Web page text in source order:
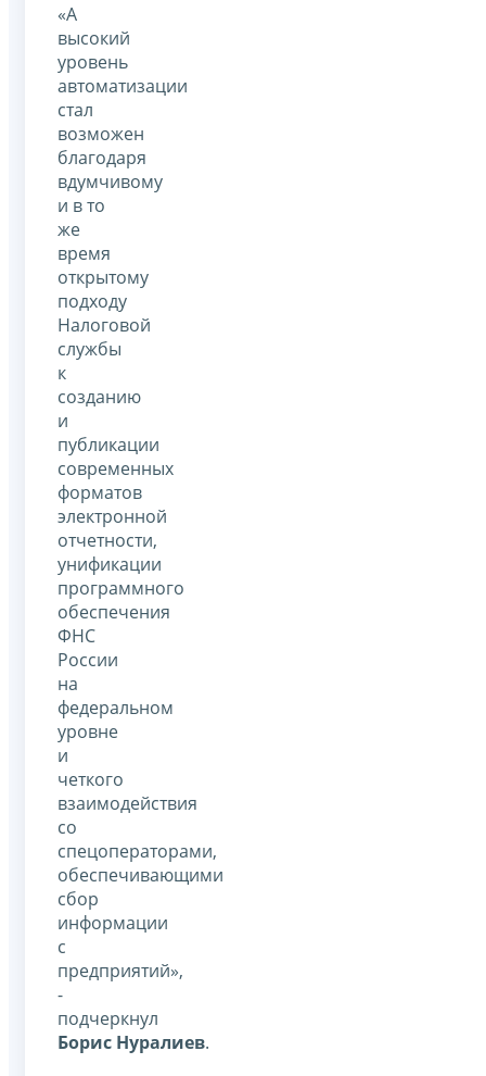
«А
высокий
уровень
автоматизации
стал
возможен
благодаря
вдумчивому
и в то
же
время
открытому
подходу
Налоговой
службы
к
созданию
и
публикации
современных
форматов
электронной
отчетности,
унификации
программного
обеспечения
ФНС
России
на
федеральном
уровне
и
четкого
взаимодействия
со
спецоператорами,
обеспечивающими
сбор
информации
с
предприятий»,
-
подчеркнул
Борис Нуралиев.